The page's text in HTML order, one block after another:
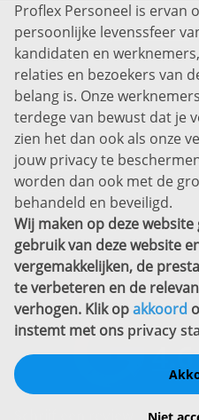
Info@proflexpersoneel.nl
Bel ons:+31 (0)85 0450040
Prins Willem-
7311 SW Apeldoorn
Disclaimer
Privacyverklaring
Sitemap
Copyright
Bekijk ook eens
Proflex Personeel is ervan
persoonlijke levenssfeer
kandidaten en
relaties en bezoekers van
belang is. Onze
terdege van bewust dat je
zien het dan ook als onze
jouw privacy te
worden dan ook met de
behandeld en beveiligd.
Wij maken op deze
gebruik van deze website
vergemakkelijken, de
te verbeteren en de
verhogen. Klik opakkoord
instemt met ons privacy